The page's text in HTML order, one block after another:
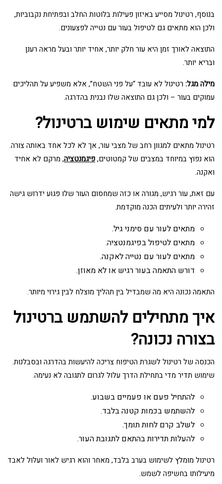
בנוסף, רטינול מסייע באיזון פעילות בלוטות החלב ובפתיחת נקבוביות,
ולכן הוא מתאים גם לטיפול בעור עם נטייה לפצעונים.
התוצאה לאורך זמן היא עור חלק יותר, אחיד יותר ובעל מראה רענן
ובריא יותר.
מילה מגל:רטינול לא עובד “על פני השטח”, אלא משפיע על תהליכים
עמוקים בעור – ולכן גם התוצאה שלו נבנית בהדרגה.
למי מתאים שימוש ברטינול?
רטינול מתאים למגוון רחב של מצבי עור, אך לא לכל אחד באותה צורה.
הוא נפוץ במיוחד במצבים של קמטוטים,פיגמנטציה, מרקם לא אחיד
ואקנה.
עם זאת, עור רגיש, מגורה או כזה שמחסום העור שלו פגוע ידרוש גישה
זהירה יותר ולעיתים הכנה מוקדמת.
מתאים לעור עם סימני גיל.
מתאים לטיפול בפיגמנטציה.
מתאים לעור עם נטייה לאקנה.
דורש התאמה בעור רגיש או לא מאוזן.
התאמה נכונה היא מה שמבדיל בין תהליך מוצלח לבין גירוי מיותר.
איך מתחילים להשתמש ברטינול
בצורה נכונה?
הכנסה של רטינול לשגרת הטיפוח צריכה להיעשות בהדרגה ובסבלנות.
שימוש תדיר מדי בתחילת הדרך עלול לגרום לתגובה לא נעימה.
להתחיל פעם או פעמיים בשבוע.
להשתמש בכמות קטנה בלבד.
לשלב קרם לחות תומך.
להעלות תדירות בהתאם לתגובת העור.
רטינול מומלץ לשימוש בערב בלבד, מאחר והוא רגיש לאור ועלול לאבד
מיעילותו בחשיפה לשמש.